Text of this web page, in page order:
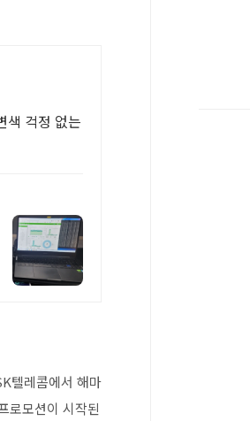
색 걱정 없는
텔레콤에서 해마
로모션이 시작된